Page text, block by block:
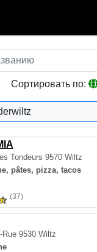
Сортировать по:
Tondeurs 9570 Wiltz
pâtes, pizza, tacos
(37)
Rue 9530 Wiltz